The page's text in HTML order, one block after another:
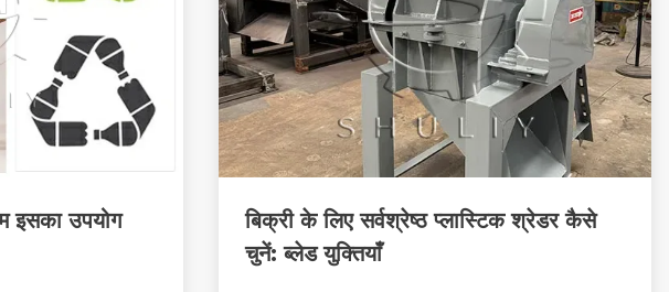
इसका उपयोग
बिक्री के लिए सर्वश्रेष्ठ प्लास्टिक श्रेडर कैसे
चुनें: ब्लेड युक्तियाँ